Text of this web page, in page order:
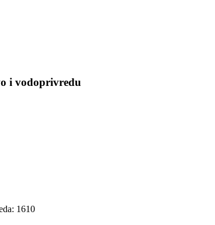
i vodoprivredu
1610